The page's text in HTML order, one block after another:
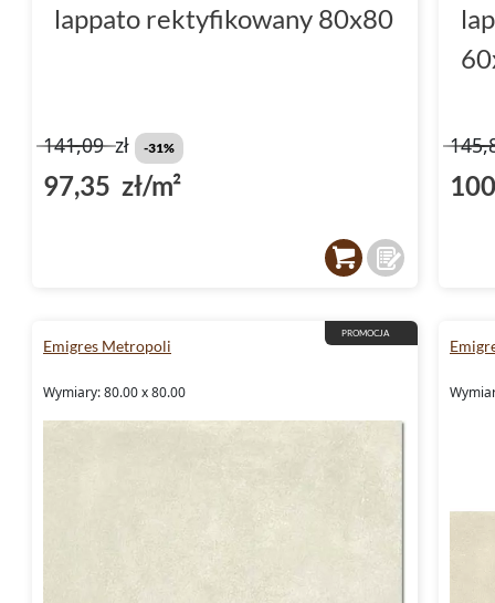
lappato rektyfikowany 80x80
141,09zł -31%
97,35 zł/m²
PROMOCJA
Emigres Metropoli
Wymiary: 80.00 x 80.00